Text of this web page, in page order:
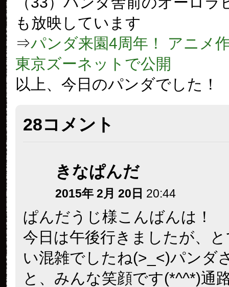
も放映しています
⇒パンダ来園4周年！ アニメ
東京ズーネットで公開
以上、今日のパンダでした！
28コメント
きなぱんだ
2015年 2月 20日 20:44
ぱんだうじ様こんばんは！
今日は午後行きましたが、
い混雑でしたね(>_<)パンダ
と、みんな笑顔です(*^^*)通